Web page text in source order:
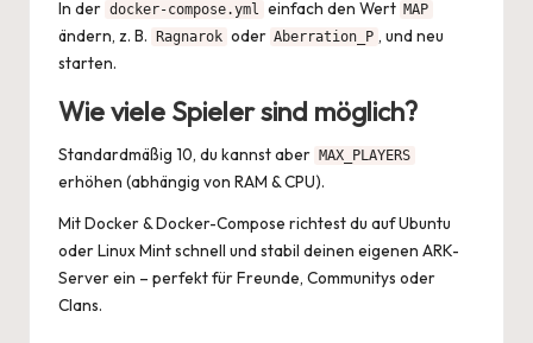
In der docker-compose.yml einfach den Wert MAP
ändern, z. B. Ragnarok oder Aberration_P , und neu
starten.
Wie viele Spieler sind möglich?
Standardmäßig 10, du kannst aber MAX_PLAYERS
erhöhen (abhängig von RAM & CPU).
Mit Docker & Docker-Compose richtest du auf Ubuntu
oder Linux Mint schnell und stabil deinen eigenen ARK-
Server ein – perfekt für Freunde, Communitys oder
Clans.